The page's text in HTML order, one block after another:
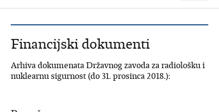
Financijski dokumenti
Arhiva dokumenata Državnog zavoda za radiološku i
nuklearnu sigurnost (do 31. prosinca 2018.):